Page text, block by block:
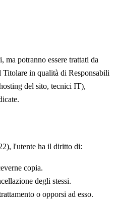
ma potranno essere trattati da
Titolare in qualità di Responsabili
del sito, tecnici IT),
l'utente ha il diritto di:
copia.
degli stessi.
o opporsi ad esso.